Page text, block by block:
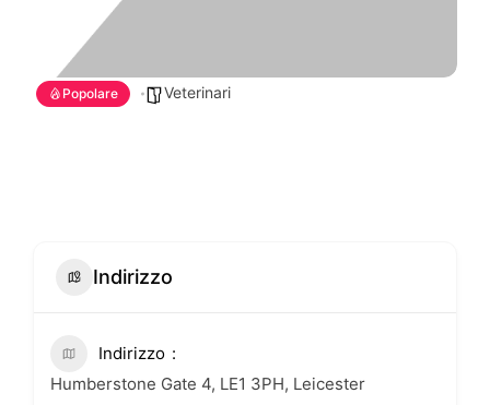
Popolare Veterinari
Indirizzo
Indirizzo
Humberstone Gate 4, LE1 3PH, Leicester